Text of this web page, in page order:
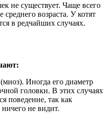
не существует. Чаще всего
возраста. У котят
в редчайших случаях.
Иногда его диаметр
головки. В этих случаях
поведение, так как
не видит.